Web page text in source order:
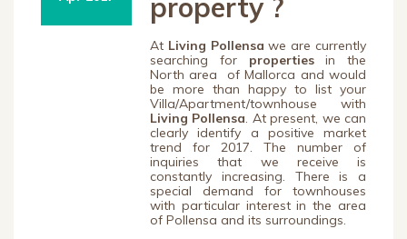
property ?
At Living Pollensa we are currently
searching for propertiesin the
North area of Mallorca and would
be more than happy to list your
Villa/Apartment/townhouse with
Living Pollensa. At present, we can
clearly identify a positive market
trend for 2017. The number of
inquiries that we receive is
constantly increasing. There is a
special demand for townhouses
with particular interest in the area
of Pollensa and its surroundings.